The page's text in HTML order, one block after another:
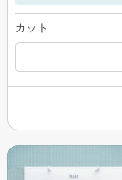
カット